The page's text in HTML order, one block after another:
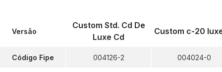
Versão
Código Fipe
Custom Std. Cd De
Luxe Cd
004126-2
Custom c-20
004024-0